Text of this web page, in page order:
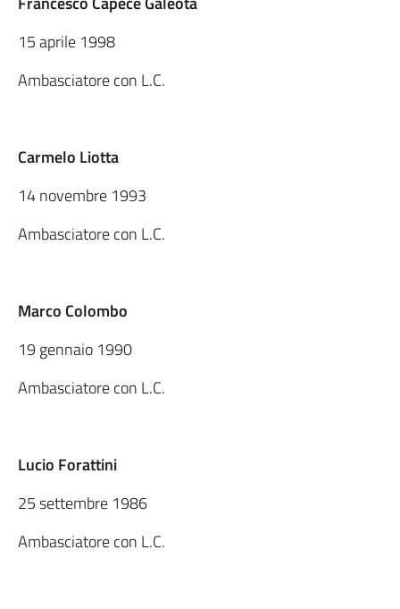
15 aprile 1998
Ambasciatore con L.C.
Carmelo Liotta
14 novembre 1993
Ambasciatore con L.C.
Marco Colombo
19 gennaio 1990
Ambasciatore con L.C.
Lucio Forattini
25 settembre 1986
Ambasciatore con L.C.